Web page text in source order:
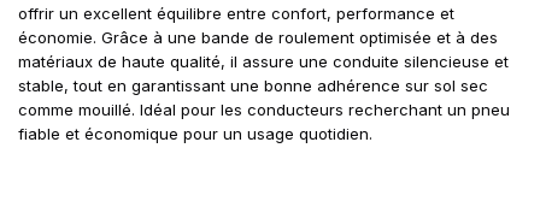
offrir un excellent équilibre entre confort, performance et
économie. Grâce à une bande de roulement optimisée et à des
matériaux de haute qualité, il assure une conduite silencieuse et
stable, tout en garantissant une bonne adhérence sur sol sec
comme mouillé. Idéal pour les conducteurs recherchant un pneu
fiable et économique pour un usage quotidien.